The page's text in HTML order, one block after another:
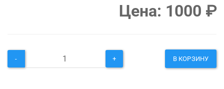
Цена: 1000 ₽
- + В КОРЗИНУ